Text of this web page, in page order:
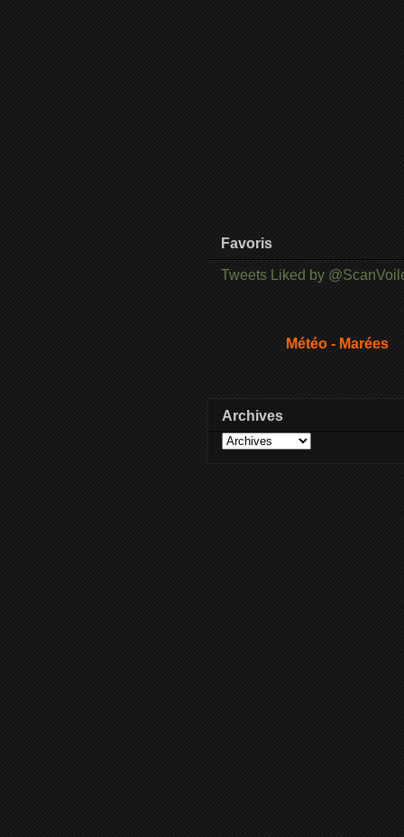
Favoris
Tweets Liked by
Météo - Marées
Archives